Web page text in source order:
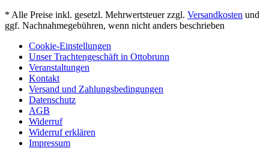
* Alle Preise inkl. gesetzl. Mehrwertsteuer zzgl. Versandkosten und
ggf. Nachnahmegebühren, wenn nicht anders beschrieben
Cookie-Einstellungen
Unser Trachtengeschäft in Ottobrunn
Veranstaltungen
Kontakt
Versand und Zahlungsbedingungen
Datenschutz
AGB
Widerruf
Widerruf erklären
Impressum